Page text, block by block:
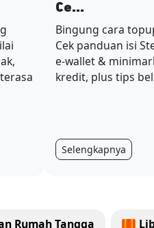
Ce...
Bingung cara
Cek panduan isi
e-wallet &
kredit, plus tips
Selengkapnya
Rumah Tangga